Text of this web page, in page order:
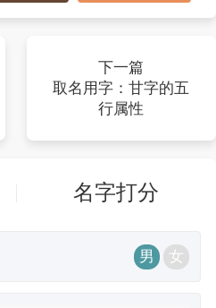
下一篇
取名用字：甘字的五
行属性
名字打分
男 女